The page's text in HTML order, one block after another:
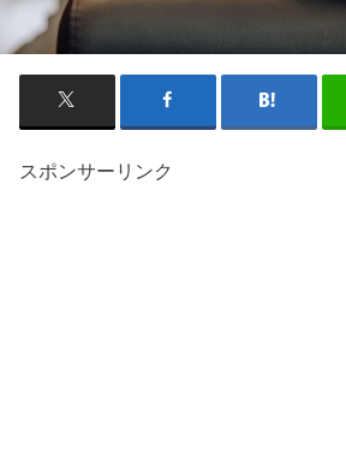
スポンサーリンク